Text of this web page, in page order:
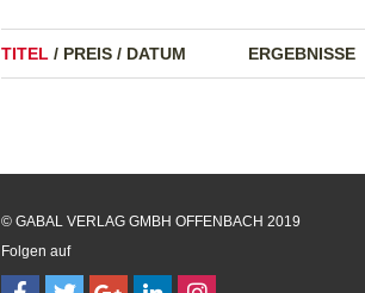
TITEL / PREIS / DATUM ERGEBNISSE
© GABAL VERLAG GMBH OFFENBACH 2019
Folgen auf